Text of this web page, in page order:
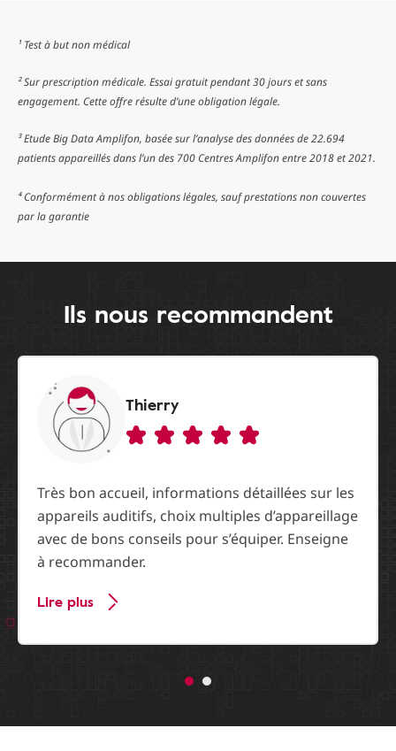
¹ Test à but non médical
² Sur prescription médicale. Essai gratuit pendant 30 jours et sans
engagement. Cette offre résulte d’une obligation légale.
³ Etude Big Data Amplifon, basée sur l’analyse des données de 22.694
patients appareillés dans l’un des 700 Centres Amplifon entre 2018 et 2021.
⁴ Conformément à nos obligations légales, sauf prestations non couvertes
par la garantie
Ils nous recommandent
Thierry
Très bon accueil, informations détaillées sur les
appareils auditifs, choix multiples d’appareillage
avec de bons conseils pour s’équiper. Enseigne
à recommander.
Lire plus